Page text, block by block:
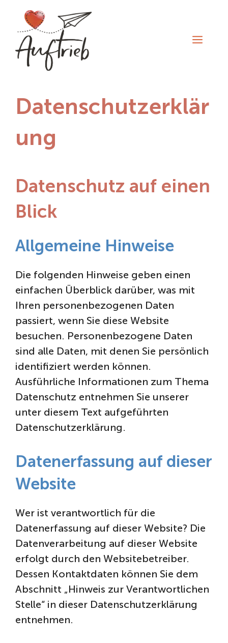
Inhalt
springen
Datenschutzerklär
ung
Datenschutz auf einen
Blick
Allgemeine Hinweise
Die folgenden Hinweise geben einen
einfachen Überblick darüber, was mit
Ihren personenbezogenen Daten
passiert, wenn Sie diese Website
besuchen. Personenbezogene Daten
sind alle Daten, mit denen Sie persönlich
identifiziert werden können.
Ausführliche Informationen zum Thema
Datenschutz entnehmen Sie unserer
unter diesem Text aufgeführten
Datenschutzerklärung.
Datenerfassung auf dieser
Website
Wer ist verantwortlich für die
Datenerfassung auf dieser Website? Die
Datenverarbeitung auf dieser Website
erfolgt durch den Websitebetreiber.
Dessen Kontaktdaten können Sie dem
Abschnitt „Hinweis zur Verantwortlichen
Stelle“ in dieser Datenschutzerklärung
entnehmen.